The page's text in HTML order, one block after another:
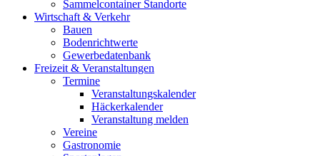
Sammelcontainer Standorte
Wirtschaft & Verkehr
Bauen
Bodenrichtwerte
Gewerbedatenbank
Freizeit & Veranstaltungen
Termine
Veranstaltungskalender
Häckerkalender
Veranstaltung melden
Vereine
Gastronomie